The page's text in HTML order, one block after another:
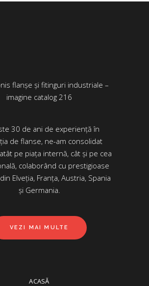
30 de ani de experiență în
de flanse, ne-am consolidat
pe piața internă, cât și pe cea
colaborând cu prestigioase
Elveția, Franța, Austria, Spania
și Germania.
VEZI MAI MULTE
ACASĂ